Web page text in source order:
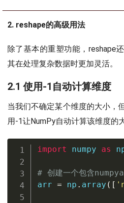
2. reshape的高级用法
除了基本的重塑功能，reshape
其在处理复杂数据时更加灵活。
2.1 使用-1自动计算维度
当我们不确定某个维度的大小，
用-1让NumPy自动计算该维度的
import numpy as
# 创建一个包含
arr = np . array ( [